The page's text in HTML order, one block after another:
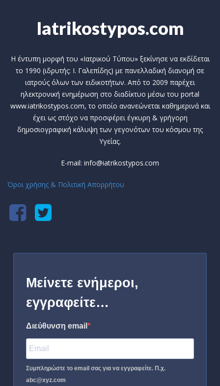
Iatrikostypos.com
Η έντυπη μορφή του «Ιατρικού Τύπου» ξεκίνησε να εκδίδεται
το 1990 (ιδρυτής: Ι. Γαλεπίδης) με πανελλαδική διανομή σε
ιατρούς όλων των ειδικοτήτων. Από το 2009 παρέχει
ηλεκτρονική ενημέρωση στο διαδίκτυο μέσω του portal
www.iatrikostypos.com, το οποίο ανανεώνεται καθημερινά και
έχει ως στόχο να προσφέρει έγκυρη & γρήγορη
δημοσιογραφική κάλυψη των γεγονότων του κόσμου της
Υγείας.
E-mail: info@iatrikostypos.com
Όροι χρήσης & Πολιτική Απορρήτου
Μείνετε ενήμεροι,
εγγραφείτε…
Διεύθυνση email
Συμπληρώστε το email σας για να εγγραφείτε. Π.χ.
abc@xyz.com